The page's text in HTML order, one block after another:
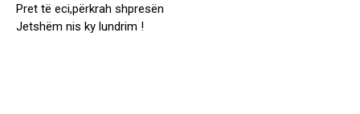
Pret të eci,përkrah shpresën
Jetshëm nis ky lundrim !